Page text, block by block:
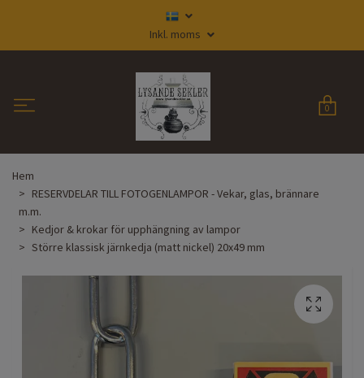
Inkl. moms
0
Hem
RESERVDELAR TILL FOTOGENLAMPOR - Vekar, glas, brännare
m.m.
Kedjor & krokar för upphängning av lampor
Större klassisk järnkedja (matt nickel) 20x49 mm